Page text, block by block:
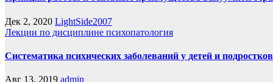
Дек 2, 2020 LightSide2007
Лекции по дисциплине психопатология
Систематика психических заболеваний у детей и подростков
Авг 13, 2019 admin